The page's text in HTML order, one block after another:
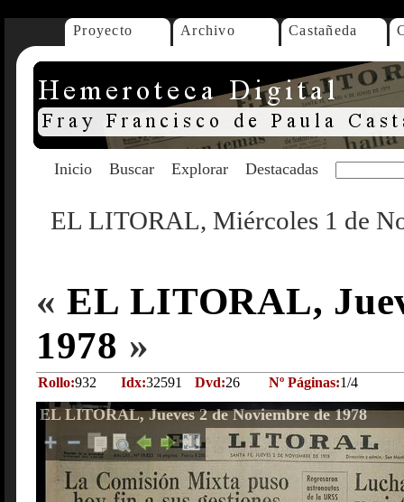
Proyecto Archivo Castañeda
Inicio Buscar Explorar Destacadas
EL LITORAL, Miércoles 1 de
« EL LITORAL,
1978 »
Rollo:932 Idx:32591 Dvd:26 Nº Páginas:1/4
EL LITORAL, Jueves 2 de Noviembre de 1978